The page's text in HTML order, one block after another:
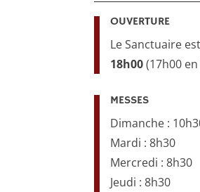
OUVERTURE
Le Sanctuaire
18h00(17h00
MESSES
Dimanche :
Mardi : 8h30
Mercredi : 8h30
Jeudi : 8h30